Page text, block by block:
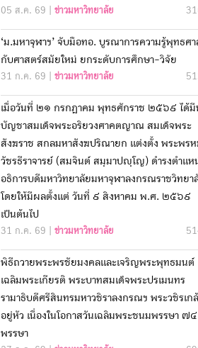
05 ส.ค. 69 | ข่าวมหาวิทยาลัย
‘ม.มหาจุฬาฯ’ จับมือทอ. บูรณาการความรู้พุทธศ
กับศาสตร์สมัยใหม่ ยกระดับการศึกษา-วิจัย
31 ก.ค. 69 | ข่าวมหาวิทยาลัย
เมื่อวันที่ ๒๑ กรกฎาคม พุทธศักราช ๒๕๖๙ ได้มี
บัญชาสมเด็จพระอริยวงศาคตญาณ สมเด็จพระ
สังฆราช สกลมหาสังฆปริณายก แต่งตั้ง พระพร
วัชรธีราจารย์ (สมจินต์ สมฺมาปญฺโญ) ดำรงตำแห
อธิการบดีมหาวิทยาลัยมหาจุฬาลงกรณราชวิทยา
โดยให้มีผลตั้งแต่ วันที่ ๙ สิงหาคม พ.ศ. ๒๕๖๙
เป็นต้นไป
31 ก.ค. 69 | ข่าวมหาวิทยาลัย
พิธีถวายพระพรชัยมงคลและเจริญพระพุทธมนต์
เฉลิมพระเกียรติ พระบาทสมเด็จพระปรเมนทร
รามาธิบดีศรีสินทรมหาวชิราลงกรณฯ พระวชิรเกล้
อยู่หัว เนื่องในโอกาสวันเฉลิมพระชนมพรรษา ๗๔
พรรษา